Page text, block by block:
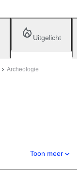
Uitgelicht
Archeologie
Toon meer